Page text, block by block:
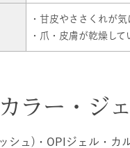
・甘皮やささくれが気
・爪・皮膚が乾燥して
ラー・ジ
シュ)・OPIジェル・カ